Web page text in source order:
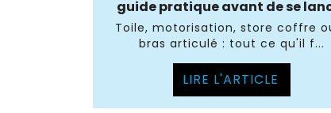
guide pratique avant de se
Toile, motorisation, store coffre
bras articulé : tout ce qu'il f...
LIRE L'ARTICLE